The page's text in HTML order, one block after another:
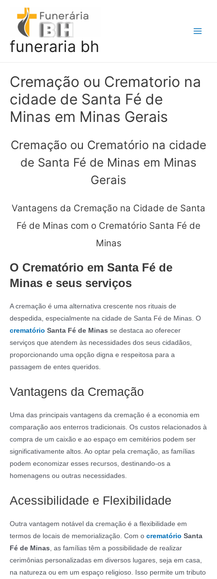
conteúdo
funeraria bh
Cremação ou Crematorio na
cidade de Santa Fé de
Minas em Minas Gerais
Cremação ou Crematório na cidade
de Santa Fé de Minas em Minas
Gerais
Vantagens da Cremação na Cidade de Santa
Fé de Minas com o Crematório Santa Fé de
Minas
O Crematório em Santa Fé de
Minas e seus serviços
A cremação é uma alternativa crescente nos rituais de
despedida, especialmente na cidade de Santa Fé de Minas. O
crematório Santa Fé de Minas se destaca ao oferecer
serviços que atendem às necessidades dos seus cidadãos,
proporcionando uma opção digna e respeitosa para a
passagem de entes queridos.
Vantagens da Cremação
Uma das principais vantagens da cremação é a economia em
comparação aos enterros tradicionais. Os custos relacionados à
compra de um caixão e ao espaço em cemitérios podem ser
significativamente altos. Ao optar pela cremação, as famílias
podem economizar esses recursos, destinando-os a
homenagens ou outras necessidades.
Acessibilidade e Flexibilidade
Outra vantagem notável da cremação é a flexibilidade em
termos de locais de memorialização. Com o crematório Santa
Fé de Minas, as famílias têm a possibilidade de realizar
cerimônias personalizadas em diversos lugares, seja em casa,
na natureza ou em um espaço religioso. Isso permite um tributo